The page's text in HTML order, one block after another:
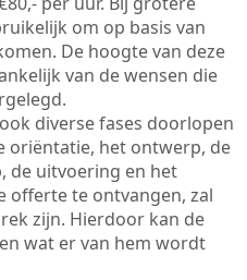
om op basis van
De hoogte van deze
van de wensen die
diverse fases doorlopen
oriëntatie, het ontwerp, de
de uitvoering en het
offerte te ontvangen, zal
zijn. Hierdoor kan de
wat er van hem wordt